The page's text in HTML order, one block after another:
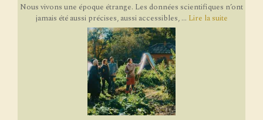
Nous vivons une époque étrange. Les données scientifiques n’ont
jamais été aussi précises, aussi accessibles, ... Lire la suite